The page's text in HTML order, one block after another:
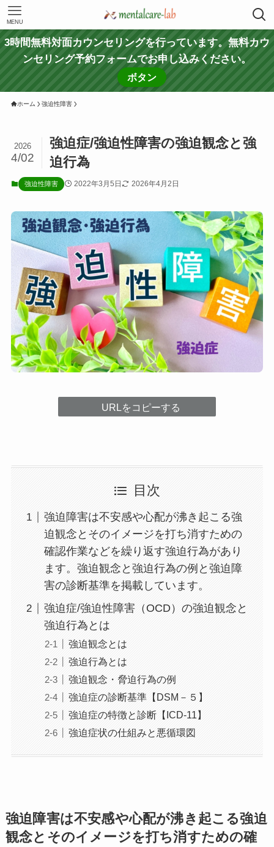
MENU
3時間無料対面カウンセリングを行っています。無料カウ
ンセリング予約フォームでお申し込みください。
ボタン
ホーム 強迫性障害
強迫症/強迫性障害の強迫観念と強
迫行為
2026
4/02
強迫性障害 2022年3月5日 2026年4月2日
URLをコピーする
目次
強迫障害は不安感や心配が沸き起こる強
迫観念とそのイメージを打ち消すための
確認作業などを繰り返す強迫行為があり
ます。強迫観念と強迫行為の例と強迫障
害の診断基準を掲載しています。
強迫症/強迫性障害（OCD）の強迫観念と
強迫行為とは
強迫観念とは
強迫行為とは
強迫観念・脅迫行為の例
強迫症の診断基準【DSM－５】
強迫症の特徴と診断【ICD-11】
強迫症状の仕組みと悪循環図
強迫障害は不安感や心配が沸き起こる強迫
観念とそのイメージを打ち消すための確